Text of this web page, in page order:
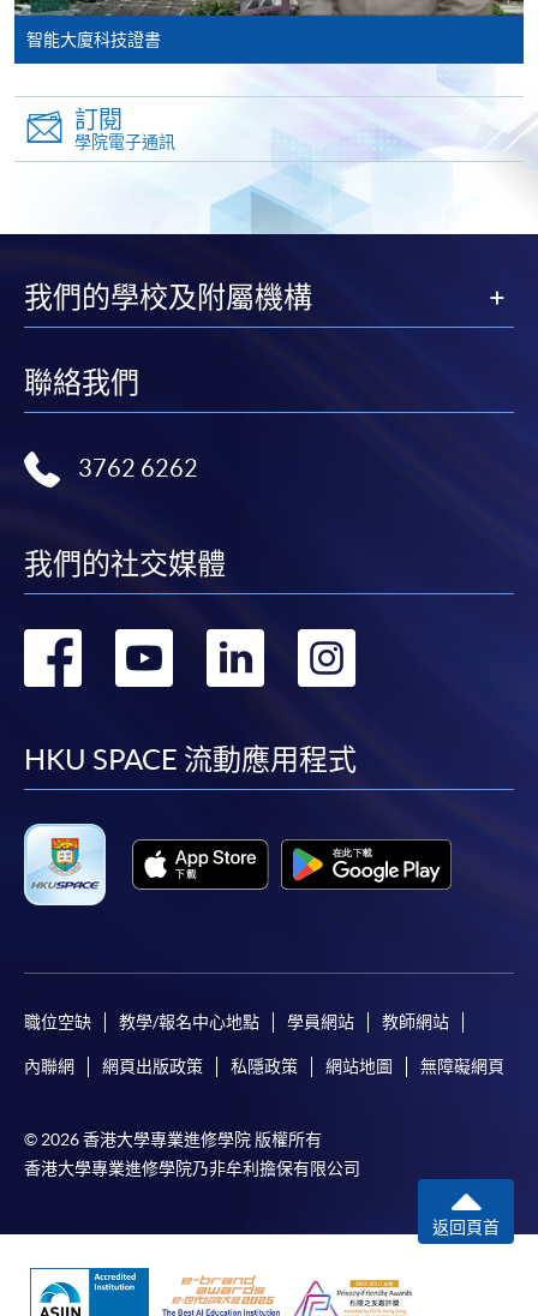
報讀新課程
填寫網上報名表格
申請人可按該課程網頁的右上角的
圖示進入網上服務網頁，然
後按照指示填妥網上報名表格。
某些課程須甄選入學，並要求申請人上載課程網頁
繳交所需費用
申請人可使用以下方式繳交報名費或課程費用:
定繳費靈網上密碼。有關如何申請繳費靈戶口及密
碼，請瀏覽繳費靈網址http://www.ppshk.com 。
*信用咭網上繳費服務
- 申請人可以 VISA 或
Mastercard（包括「香港大學專業進修學院
學中心作付款安排。
如欲了解如何於網上報讀新課程及繳費，請瀏覽網上
報讀同一學歷頒授課程內其他單元
個別課程為須報讀同一學歷頒授課程及其他單元或繳
交下期學費的學員，提供網上服務，如學員就讀的課
程設有此服務，課程負責人會通知學員有關程序。
網上支付可通過「繳費靈」(PPS) (不適用於手機)、
智能大廈科技證書
訂閱
學院電子通訊
我們的學校及附屬機構
聯絡我們
3762 6262
我們的社交媒體
轉
facebook
轉
youtube
轉
linkedin
HKU SPACE 流動應用程式
職位空缺 教學/報名中心地點 學員網站 教師網站
內聯網 網頁出版政策 私隱政策 網站地圖 無障礙網頁
© 2026 香港大學專業進修學院 版權所有
香港大學專業進修學院乃非牟利擔保有限公司
返回頁首